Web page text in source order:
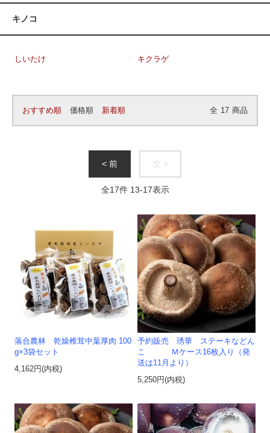
キノコ
しいたけ キクラゲ
おすすめ順 価格順 新着順 全 17 商品
< 前 次 >
全17件 13-17表示
落合農林 乾燥椎茸中葉厚肉 100
g×3袋セット
4,162円(内税)
予約販売 琇華 ステーキなどん
こ Ｍケース16枚入り（発
送は11月より）
5,250円(内税)